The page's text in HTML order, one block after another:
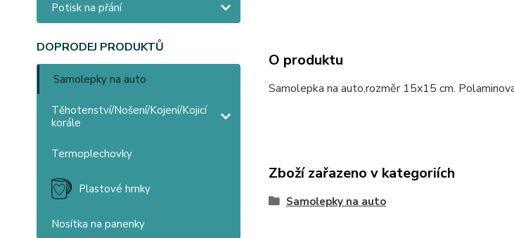
Potisk na přání
DOPRODEJ PRODUKTŮ
Samolepky na auto
Těhotenství/Nošení/Kojení/Kojicí
korále
Termoplechovky
Plastové hrnky
Nosítka na panenky
O produktu
Samolepka na auto,rozměr 15x15 cm.
Zboží zařazeno v kategoriích
Samolepky na auto